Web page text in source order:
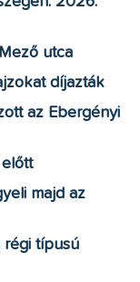
utca
díjazták
az Ebergényi
majd az
régi típusú